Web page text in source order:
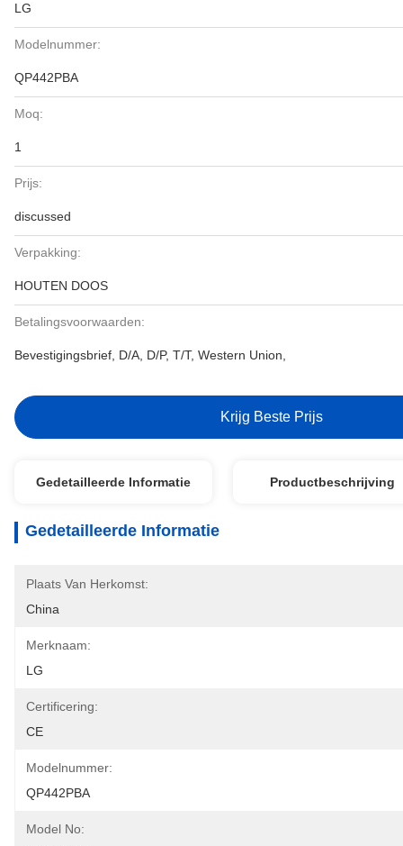
LG
Modelnummer:
QP442PBA
Moq:
1
Prijs:
discussed
Verpakking:
HOUTEN DOOS
Betalingsvoorwaarden:
Bevestigingsbrief, D/A, D/P, T/T, Western Union,
Krijg Beste Prijs
Gedetailleerde Informatie Productbeschrijving
Gedetailleerde Informatie
Plaats Van Herkomst:
China
Merknaam:
LG
Certificering:
CE
Modelnummer:
QP442PBA
Model No: